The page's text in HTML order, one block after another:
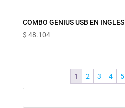
COMBO GENIUS USB EN INGLES
$ 48.104
1 2 3 4 5